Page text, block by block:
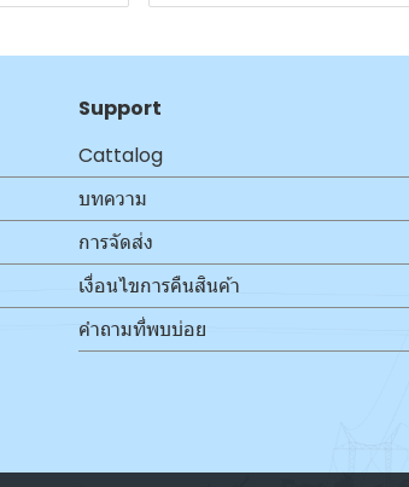
Support
Cattalog
บทความ
การจัดส่ง
เงื่อนไขการคืนสินค้า
คำถามที่พบบ่อย